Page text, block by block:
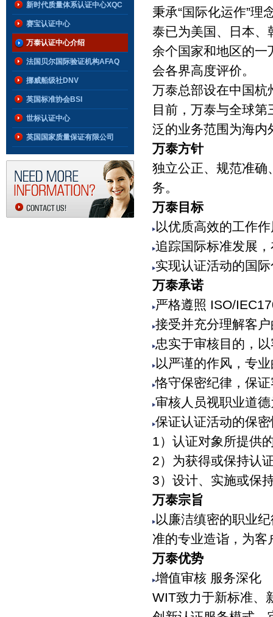
新时代质量体系认证中心XQC
赛宝认证中心
万泰认证中心介绍
法国贝尔国际验证机构AFAQ
挪威船级社DNV
英国标准协会BSI
世标认证中心
英国国家质量保证有限公司
NQA
秉承“国际化运作”理
泰已为美国、日本、
余个国家和地区的一
会各界高度评价。
万泰总部设在中国杭
目前，万泰与全球
泛的业务范围为海内
万泰方针
独立公正、规范准确
务。
万泰目标
以优质高效的工作
追踪国际标准发展
实现认证活动的国
万泰承诺
严格遵照 ISO/
接受并充分理解客
忠实于审核目的，
以严谨的作风，专
恪守保密纪律，保
审核人员视职业道
保证认证活动的保
1）认证对象所提供
2）为获得或保持认
3）设计、实施或保
万泰宗旨
以廉洁缜密的职业
准的专业造诣，为客
万泰优势
增值审核 服务深化
WIT致力于新标准、